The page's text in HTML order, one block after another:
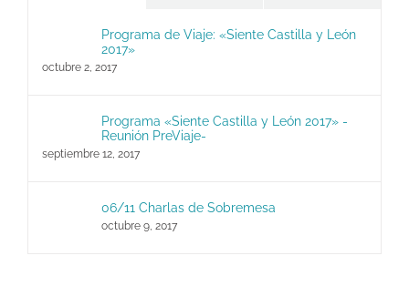
Programa de Viaje: «Siente Castilla y León
2017»
octubre 2, 2017
Programa «Siente Castilla y León 2017» -
Reunión PreViaje-
septiembre 12, 2017
06/11 Charlas de Sobremesa
octubre 9, 2017